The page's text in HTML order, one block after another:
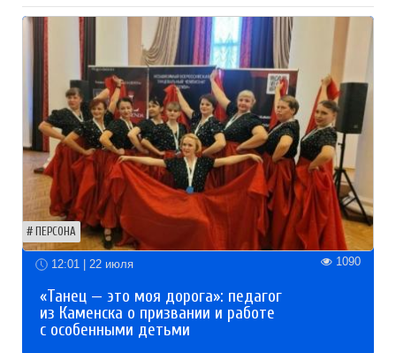
ПЕРСОНА
12:01 | 22 июля 1090
«Танец — это моя дорога»: педагог
из Каменска о призвании и работе
с особенными детьми